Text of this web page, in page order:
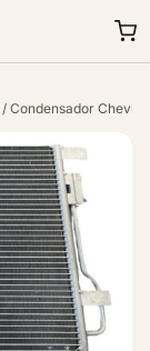
/ Condensador